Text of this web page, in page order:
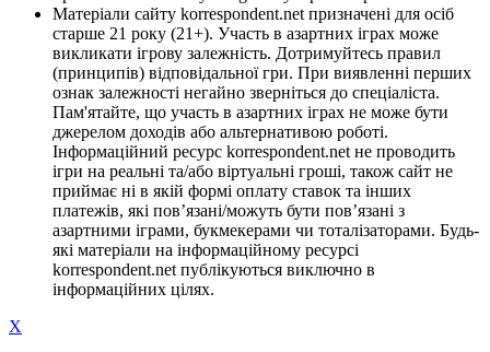
Матеріали сайту korrespondent.net призначені для осіб
старше 21 року (21+). Участь в азартних іграх може
викликати ігрову залежність. Дотримуйтесь правил
(принципів) відповідальної гри. При виявленні перших
ознак залежності негайно зверніться до спеціаліста.
Пам'ятайте, що участь в азартних іграх не може бути
джерелом доходів або альтернативою роботі.
Інформаційний ресурс korrespondent.net не проводить
ігри на реальні та/або віртуальні гроші, також сайт не
приймає ні в якій формі оплату ставок та інших
платежів, які пов’язані/можуть бути пов’язані з
азартними іграми, букмекерами чи тоталізаторами. Будь-
які матеріали на інформаційному ресурсі
korrespondent.net публікуються виключно в
інформаційних цілях.
X